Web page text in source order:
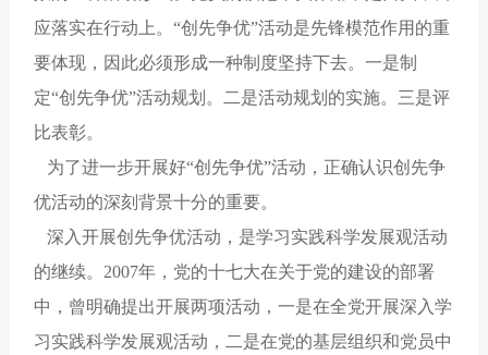
应落实在行动上。“创先争优”活动是先锋模范作用的重
要体现，因此必须形成一种制度坚持下去。一是制
定“创先争优”活动规划。二是活动规划的实施。三是评
比表彰。
为了进一步开展好“创先争优”活动，正确认识创先争
优活动的深刻背景十分的重要。
深入开展创先争优活动，是学习实践科学发展观活动
的继续。2007年，党的十七大在关于党的建设的部署
中，曾明确提出开展两项活动，一是在全党开展深入学
习实践科学发展观活动，二是在党的基层组织和党员中